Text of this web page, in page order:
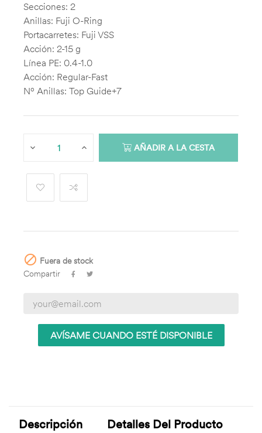
Secciones: 2
Anillas: Fuji O-Ring
Portacarretes: Fuji VSS
Acción: 2-15 g
Línea PE: 0.4-1.0
Acción: Regular-Fast
Nº Anillas: Top Guide+7
AÑADIR A LA CESTA
 Fuera de stock
Compartir
AVÍSAME CUANDO ESTÉ DISPONIBLE
Descripción Detalles Del Producto